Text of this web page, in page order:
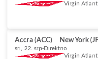
Virgin
Accra (ACC) New York
sri, 22. srp Direktno
Virgin